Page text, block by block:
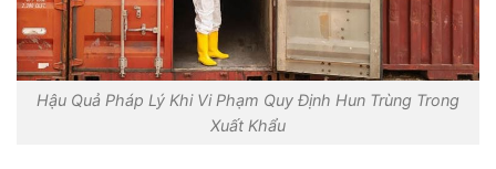
Hậu Quả Pháp Lý Khi Vi Phạm Quy Định Hun Trùng Trong
Xuất Khẩu